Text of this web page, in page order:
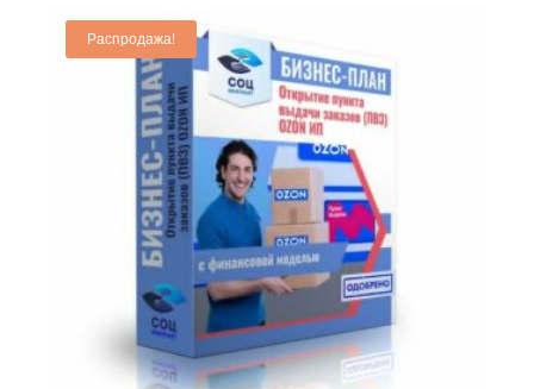
Распродажа!